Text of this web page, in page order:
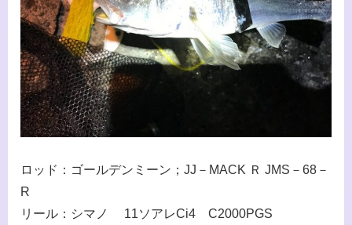
ロッド：ゴールデンミーン；JJ－MACK Ｒ JMS－68－
R
リール：シマノ 11ソアレCi4 C2000PGS